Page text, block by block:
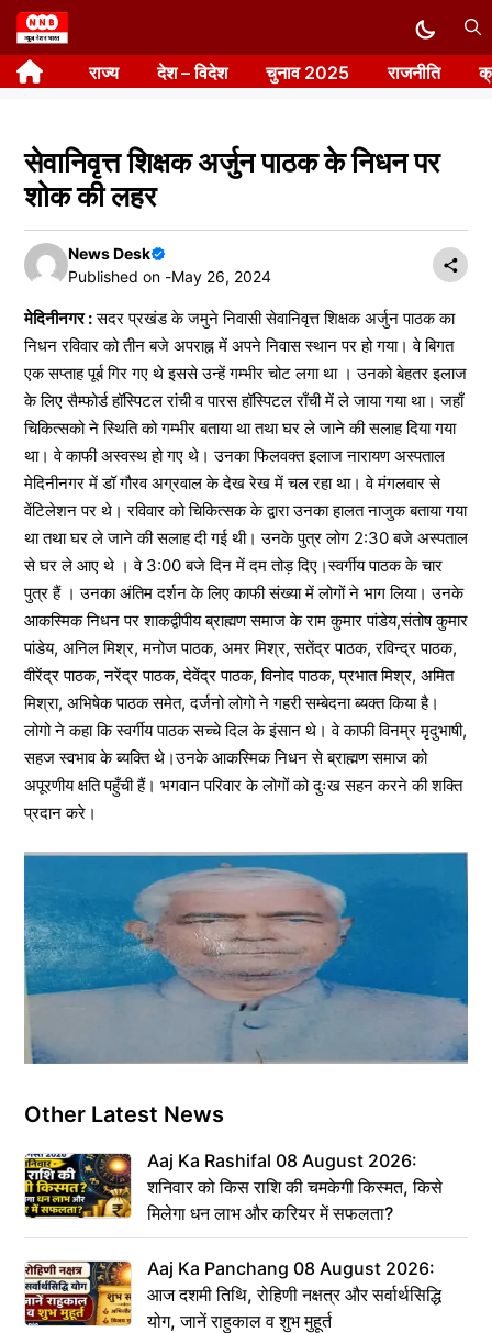
Skip
to
content राज्य देश – विदेश चुनाव 2025 राजनीति
सेवानिवृत्त शिक्षक अर्जुन पाठक के निधन पर
शोक की लहर
News Desk
Published on -May 26, 2024
मेदिनीनगर :सदर प्रखंड के जमुने निवासी सेवानिवृत्त शिक्षक अर्जुन पाठक का
निधन रविवार को तीन बजे अपराह्न में अपने निवास स्थान पर हो गया। वे बिगत
एक सप्ताह पूर्ब गिर गए थे इससे उन्हें गम्भीर चोट लगा था । उनको बेहतर इलाज
के लिए सैम्फोर्ड हॉस्पिटल रांची व पारस हॉस्पिटल राँची में ले जाया गया था। जहाँ
चिकित्सको ने स्थिति को गम्भीर बताया था तथा घर ले जाने की सलाह दिया गया
था। वे काफी अस्वस्थ हो गए थे। उनका फिलवक्त इलाज नारायण अस्पताल
मेदिनीनगर में डॉ गौरव अग्रवाल के देख रेख में चल रहा था। वे मंगलवार से
वेंटिलेशन पर थे। रविवार को चिकित्सक के द्वारा उनका हालत नाजुक बताया गया
था तथा घर ले जाने की सलाह दी गई थी। उनके पुत्र लोग 2:30 बजे अस्पताल
से घर ले आए थे । वे 3:00 बजे दिन में दम तोड़ दिए।स्वर्गीय पाठक के चार
पुत्र हैं । उनका अंतिम दर्शन के लिए काफी संख्या में लोगों ने भाग लिया। उनके
आकस्मिक निधन पर शाकद्वीपीय ब्राह्मण समाज के राम कुमार पांडेय,संतोष कुमार
पांडेय, अनिल मिश्र, मनोज पाठक, अमर मिश्र, सतेंद्र पाठक, रविन्द्र पाठक,
वीरेंद्र पाठक, नरेंद्र पाठक, देवेंद्र पाठक, विनोद पाठक, प्रभात मिश्र, अमित
मिश्रा, अभिषेक पाठक समेत, दर्जनो लोगो ने गहरी सम्बेदना ब्यक्त किया है।
लोगो ने कहा कि स्वर्गीय पाठक सच्चे दिल के इंसान थे। वे काफी विनम्र मृदुभाषी,
सहज स्वभाव के ब्यक्ति थे।उनके आकस्मिक निधन से ब्राह्मण समाज को
अपूरणीय क्षति पहुँची हैं। भगवान परिवार के लोगों को दुःख सहन करने की शक्ति
प्रदान करे।
Other Latest News
Aaj Ka Rashifal 08 August 2026:
शनिवार को किस राशि की चमकेगी किस्मत, किसे
मिलेगा धन लाभ और करियर में सफलता?
Aaj Ka Panchang 08 August 2026:
आज दशमी तिथि, रोहिणी नक्षत्र और सर्वार्थसिद्धि
योग, जानें राहुकाल व शुभ मुहूर्त